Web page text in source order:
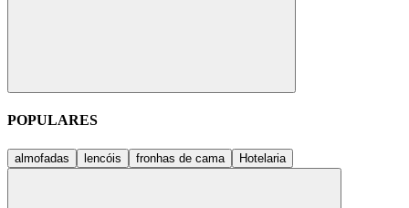
POPULARES
almofadas lencóis fronhas de cama Hotelaria